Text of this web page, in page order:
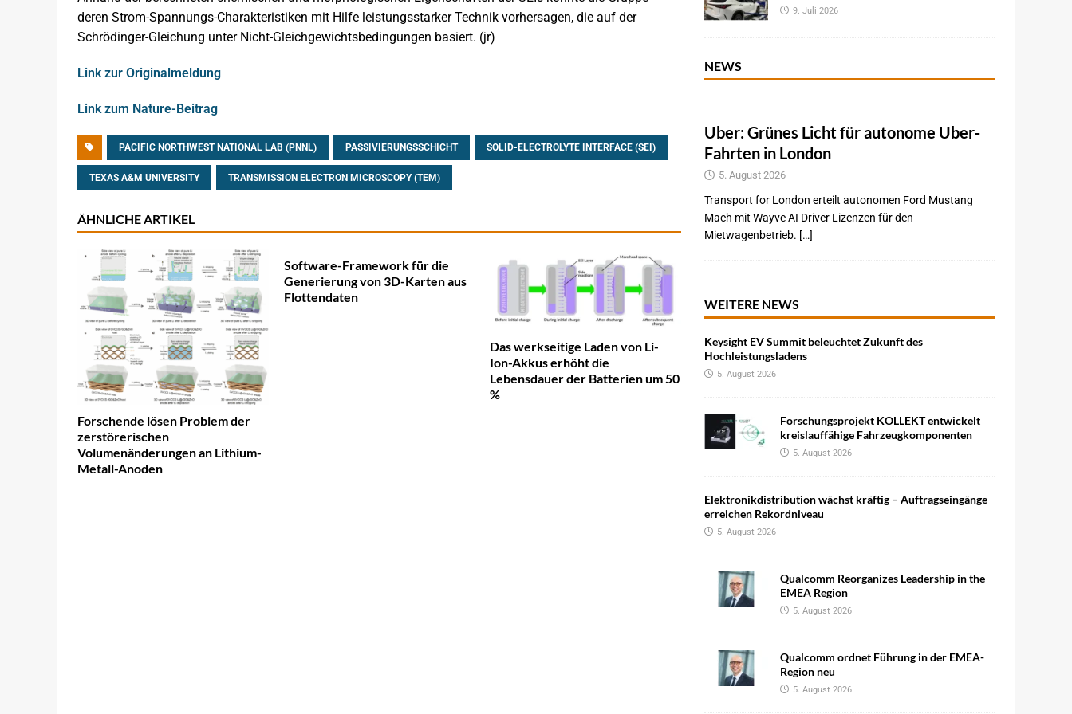
deren Strom-Spannungs-Charakteristiken mit Hilfe leistungsstarker Technik vorhersagen, die auf der
Schrödinger-Gleichung unter Nicht-Gleichgewichtsbedingungen basiert. (jr)
Link zur Originalmeldung
Link zum Nature-Beitrag
PACIFIC NORTHWEST NATIONAL LAB (PNNL) PASSIVIERUNGSSCHICHT SOLID-ELECTROLYTE INTERFACE (SEI)
TEXAS A&M UNIVERSITY TRANSMISSION ELECTRON MICROSCOPY (TEM)
ÄHNLICHE ARTIKEL
Forschende lösen Problem der
zerstörerischen
Volumenänderungen an Lithium-
Metall-Anoden
Software-Framework für die
Generierung von 3D-Karten aus
Flottendaten
Das werkseitige Laden von Li-
Ion-Akkus erhöht die
Lebensdauer der Batterien um 50
%
9. Juli 2026
NEWS
Uber: Grünes Licht für autonome Uber-
Fahrten in London
5. August 2026
Transport for London erteilt autonomen Ford Mustang
Mach mit Wayve AI Driver Lizenzen für den
Mietwagenbetrieb. […]
WEITERE NEWS
Keysight EV Summit beleuchtet Zukunft des
Hochleistungsladens
5. August 2026
Forschungsprojekt KOLLEKT entwickelt
kreislauffähige Fahrzeugkomponenten
5. August 2026
Elektronikdistribution wächst kräftig – Auftragseingänge
erreichen Rekordniveau
5. August 2026
Qualcomm Reorganizes Leadership in the
EMEA Region
5. August 2026
Qualcomm ordnet Führung in der EMEA-
Region neu
5. August 2026